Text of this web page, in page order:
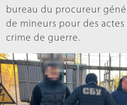
bureau du procureur
de mineurs pour des
crime de guerre.